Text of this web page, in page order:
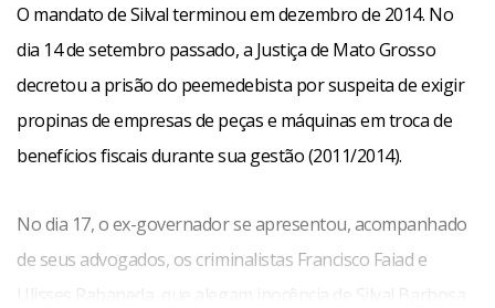
O mandato de Silval terminou em dezembro de 2014. No
dia 14 de setembro passado, a Justiça de Mato Grosso
decretou a prisão do peemedebista por suspeita de exigir
propinas de empresas de peças e máquinas em troca de
benefícios fiscais durante sua gestão (2011/2014).
No dia 17, o ex-governador se apresentou, acompanhado
de seus advogados, os criminalistas Francisco Faiad e
Ulisses Rabaneda, que alegam inocência de Silval Barbosa.